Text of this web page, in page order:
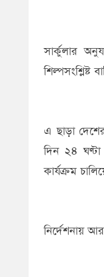
সার্কুলার
এ ছাড়া
দিন ২৪ ঘণ্টা
কার্যক্রম
নির্দেশনায়